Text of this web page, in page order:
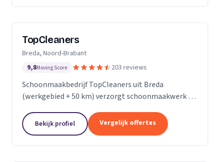
TopCleaners
Breda, Noord-Brabant
9,8Moving Score 203 reviews
Schoonmaakbedrijf TopCleaners uit Breda
(werkgebied + 50 km) verzorgt schoonmaakwerk bij
enthousiaste en vak geschoolde schoonmakers. Wij
leveren...
Bekijk profiel Vergelijk offertes